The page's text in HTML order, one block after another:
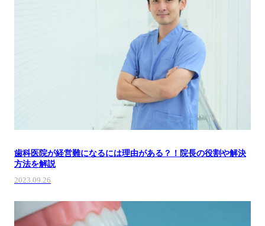
歯科医院が経営難になるには理由がある？！院長の役割や解決
方法を解説
2023.09.26